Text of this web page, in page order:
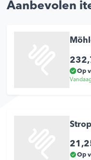
Aanbevolen
Op
Op